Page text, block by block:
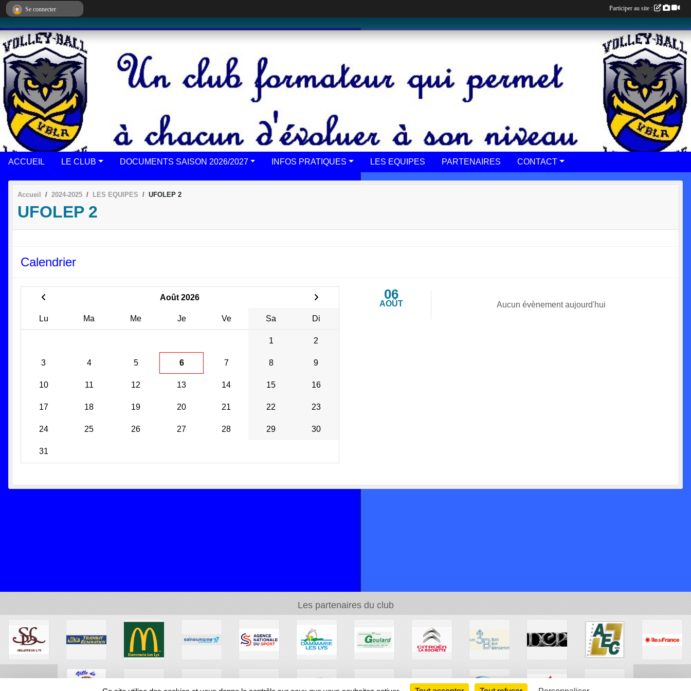
ACCUEIL LE CLUB DOCUMENTS SAISON 2026/2027 INFOS PRATIQUES LES EQUIPES PARTENAIRES CONTACT
Accueil 2024-2025 LES EQUIPES UFOLEP 2
UFOLEP 2
Calendrier
Août 2026
Lu Ma Me Je Ve Sa Di
1 2
3 4 5 6 7 8 9
10 11 12 13 14 15 16
17 18 19 20 21 22 23
24 25 26 27 28 29 30
31
06
AOÛT Aucun évènement aujourd'hui
Les partenaires du club
Se connecter Participer au site :
Panneau de gestion des cookies